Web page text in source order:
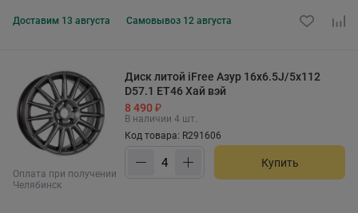
Доставим 13 августа Самовывоз 12 августа
Оплата при получении
Челябинск
Диск литой iFree Азур 16x6.5J/5x112
D57.1 ET46 Хай вэй
8 490 ₽
В наличии 4 шт.
Код товара: R291606
Купить